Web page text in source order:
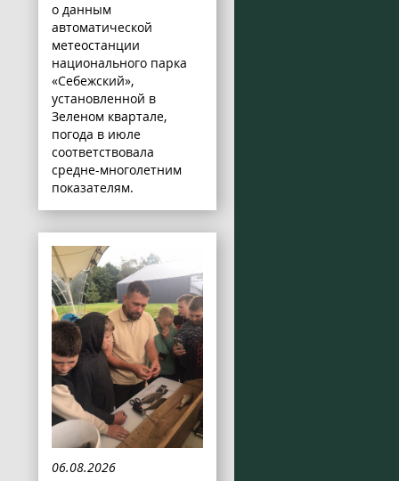
о данным
автоматической
метеостанции
национального парка
«Себежский»,
установленной в
Зеленом квартале,
погода в июле
соответствовала
средне-многолетним
показателям.
06.08.2026